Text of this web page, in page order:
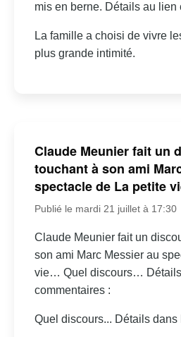
mis en berne. Détails au lien
La famille a choisi de vivre
plus grande intimité.
Claude Meunier fait un
touchant à son ami
spectacle de La petite
Publié le mardi 21 juillet à 17:30
Claude Meunier fait un
son ami Marc Messier au
vie… Quel discours…
commentaires :
Quel discours... Détails dans